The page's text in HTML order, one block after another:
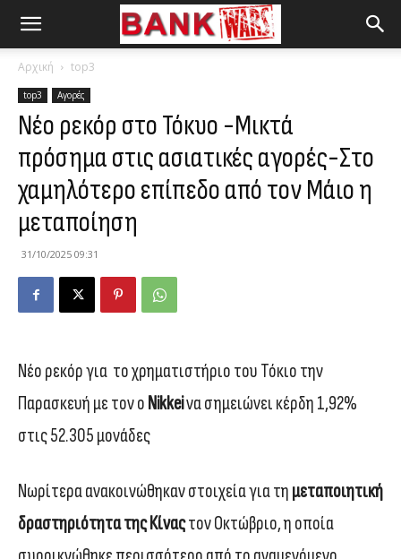
Αρχική top3
top3 Αγορές
Νέο ρεκόρ στο Τόκυο -Μικτά
πρόσημα στις ασιατικές αγορές-Στο
χαμηλότερο επίπεδο από τον Μάιο η
μεταποίηση
31/10/2025 09:31
Νέο ρεκόρ για το χρηματιστήριο του Τόκιο την
Παρασκευή με τον ο Nikkeiνα σημειώνει κέρδη 1,92%
στις 52.305 μονάδες
Νωρίτερα ανακοινώθηκαν στοιχεία για τη μεταποιητική
δραστηριότητα της Κίναςτον Οκτώβριο, η οποία